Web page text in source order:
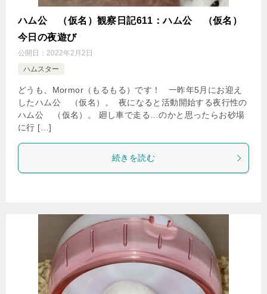
ハム公 （仮名）観察日記611：ハム公
（仮名）
今日の夜遊び
公開日： 2022年2月2日
ハムスター
どうも、Mormor（もるもる）です！ 一昨年5月にお迎え
したハム公
（仮名）。 夜になると活動開始する夜行性の
ハム公
（仮名）。 廻し車で走る…のかと思ったらお砂場
に行 […]
続きを読む